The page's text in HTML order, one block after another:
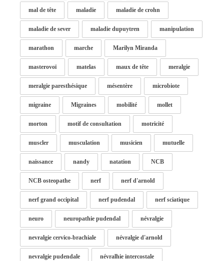
mal de tête maladie maladie de crohn
maladie de sever maladie dupuytren manipulation
marathon marche Marilyn Miranda
masterovoï matelas maux de tête meralgie
meralgie paresthésique mésentère microbiote
migraine Migraines mobilité mollet
morton motif de consultation motricité
muscler musculation musicien mutuelle
naissance nandy natation NCB
NCB osteopathe nerf nerf d'arnold
nerf grand occipital nerf pudendal nerf sciatique
neuro neuropathie pudendal névralgie
nevralgie cervico-brachiale névralgie d'arnold
nevralgie pudendale névralhie intercostale